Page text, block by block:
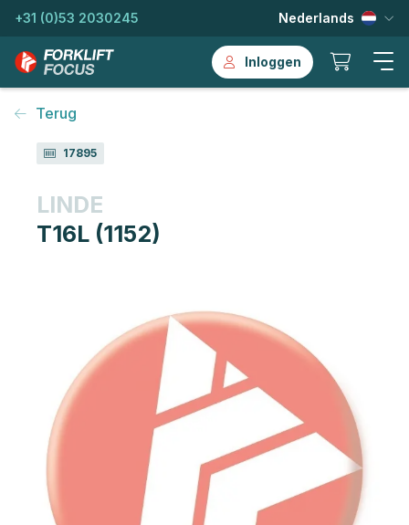
+31 (0)53 2030245 Nederlands
Inloggen
Terug
17895
LINDE
T16L (1152)